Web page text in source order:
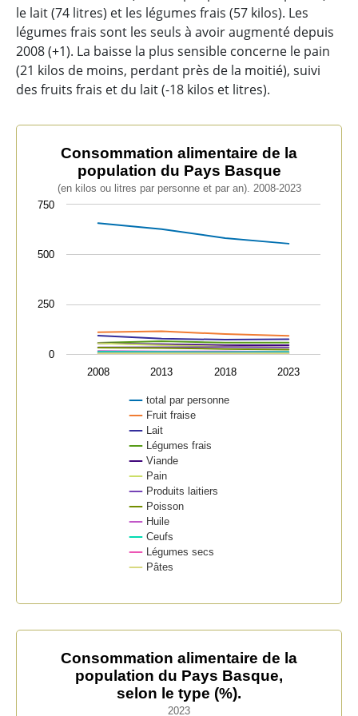
le lait (74 litres) et les légumes frais (57 kilos). Les
légumes frais sont les seuls à avoir augmenté depuis
2008 (+1). La baisse la plus sensible concerne le pain
(21 kilos de moins, perdant près de la moitié), suivi
des fruits frais et du lait (-18 kilos et litres).
Consommation alimentaire de la population du Pays
Line chart with 12 lines.
(en kilos ou litres par personne et par an). 2008-2023
The chart has 1 Y axis displaying values. Data ranges
Consommation alimentaire de la
population du Pays Basque
(en kilos ou litres par personne et par an). 2008-2023
total par personne
Fruit fraise
Lait
Légumes frais
Viande
Pain
Produits laitiers
Poisson
Huile
Ceufs
Légumes secs
Pâtes
2008 2013 2018 2023
0
250
500
750
Consommation alimentaire de la population du Pays
Bar chart with 12 bars.
Consommation alimentaire de la
population du Pays Basque,
selon le type (%).
2023